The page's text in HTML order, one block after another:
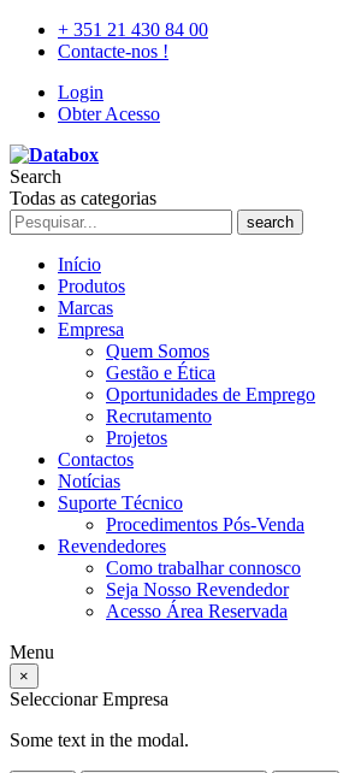
+ 351 21 430 84 00
Contacte-nos !
Login
Obter Acesso
Search
Todas as categorias
search
Início
Produtos
Marcas
Empresa
Quem Somos
Gestão e Ética
Oportunidades de Emprego
Recrutamento
Projetos
Contactos
Notícias
Suporte Técnico
Procedimentos Pós-Venda
Revendedores
Como trabalhar connosco
Seja Nosso Revendedor
Acesso Área Reservada
Menu
×
Seleccionar Empresa
Some text in the modal.